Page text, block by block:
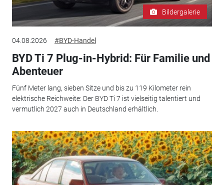
Bildergalerie
04.08.2026 #BYD-Handel
BYD Ti 7 Plug-in-Hybrid: Für Familie und
Abenteuer
Fünf Meter lang, sieben Sitze und bis zu 119 Kilometer rein
elektrische Reichweite: Der BYD Ti 7 ist vielseitig talentiert und
vermutlich 2027 auch in Deutschland erhältlich.